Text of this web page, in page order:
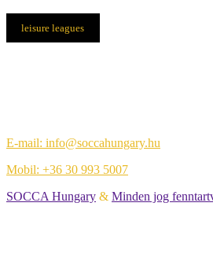
leisure leagues
E-mail: info@soccahungary.hu
Mobil: +36 30 993 5007
SOCCA Hungary & Minden jog